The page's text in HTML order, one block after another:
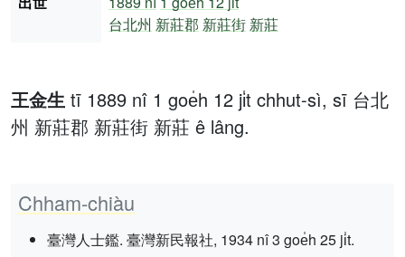
王金生 tī 1889 nî 1 goe̍h 12 ji̍t chhut-sì, sī 台北
州 新莊郡 新莊街 新莊 ê lâng.
Chham-chiàu
臺灣人士鑑. 臺灣新民報社, 1934 nî 3 goe̍h 25 ji̍t.
台北州 新莊郡 新莊街 新莊